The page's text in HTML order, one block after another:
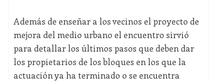
Además de enseñar a los vecinos el proyecto de
mejora del medio urbano el encuentro sirvió
para detallar los últimos pasos que deben dar
los propietarios de los bloques en los que la
actuación ya ha terminado o se encuentra